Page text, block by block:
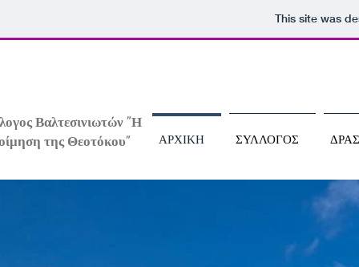
This site was
Βαλτεσινιωτών "Η
της Θεοτόκου"
ΑΡΧΙΚΗ ΣΥΛΛΟΓΟΣ